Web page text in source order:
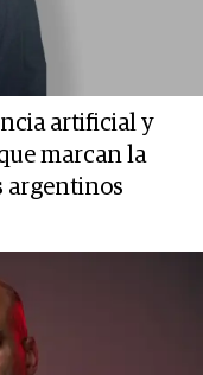
artificial y
marcan la
argentinos